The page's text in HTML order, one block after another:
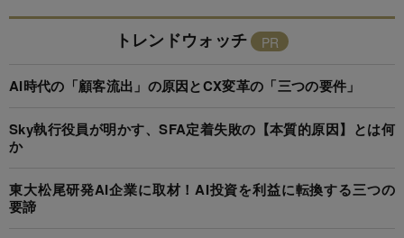
トレンドウォッチ
AI時代の「顧客流出」の原因とCX変革の「三つの要件」
Sky執行役員が明かす、SFA定着失敗の【本質的原因】とは何
か
東大松尾研発AI企業に取材！AI投資を利益に転換する三つの
要諦